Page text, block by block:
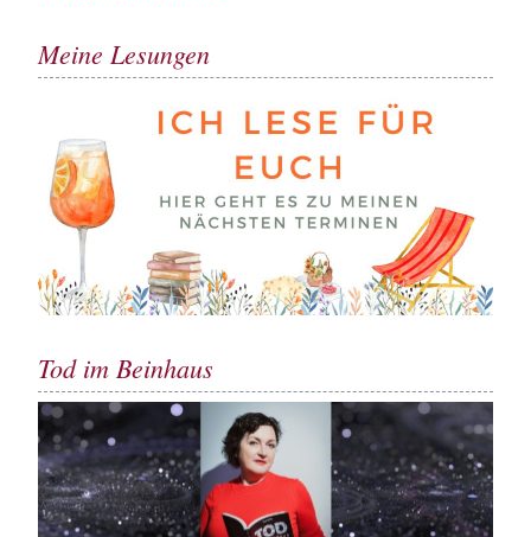
Meine Lesungen
Tod im Beinhaus